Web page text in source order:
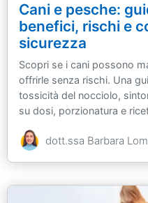
Cani e pesche:
benefici, rischi e
sicurezza
Scopri se i cani possono
offrirle senza rischi. Una
tossicità del nocciolo,
su dosi, porzionatura e
dott.ssa Barbara